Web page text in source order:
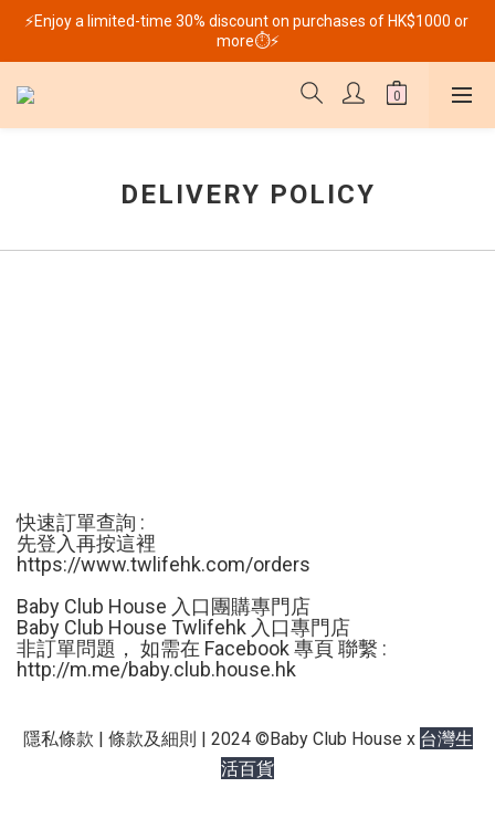
⚡Enjoy a limited-time 30% discount on purchases of HK$1000 or
more⏱️⚡
DELIVERY POLICY
快速訂單查詢 :
先登入再按這裡
https://www.twlifehk.com/orders
Baby Club House 入口團購專門店
Baby Club House Twlifehk 入口專門店
非訂單問題， 如需在 Facebook 專頁 聯繫 :
http://m.me/baby.club.house.hk
隱私條款 | 條款及細則 | 2024 ©Baby Club House x 台灣生
活百貨